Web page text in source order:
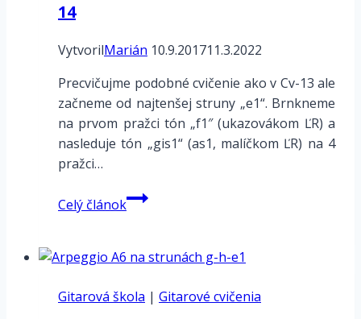
14
VytvorilMarián 10.9.201711.3.2022
Precvičujme podobné cvičenie ako v Cv-13 ale
začneme od najtenšej struny „e1“. Brnkneme
na prvom pražci tón „f1″ (ukazovákom ĽR) a
nasleduje tón „gis1“ (as1, malíčkom ĽR) na 4
pražci…
Celý článokZákladné
cvičenie
ruky
14
Gitarová škola | Gitarové cvičenia